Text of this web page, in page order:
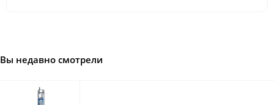
Вы недавно смотрели